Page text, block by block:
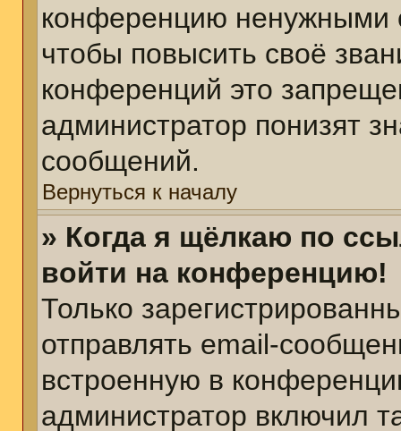
конференцию ненужными
чтобы повысить своё
конференций это
администратор понизят
сообщений.
Вернуться к началу
» Когда я щёлкаю по
войти на конференцию!
Только
отправлять email-
встроенную в
администратор включил